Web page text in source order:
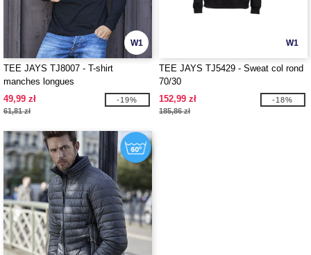
W1
TEE JAYS TJ8007 - T-shirt
manches longues
49,99 zł
61,81 zł
-19%
W1
TEE JAYS TJ5429 - Sweat col rond
70/30
152,99 zł
185,86 zł
-18%